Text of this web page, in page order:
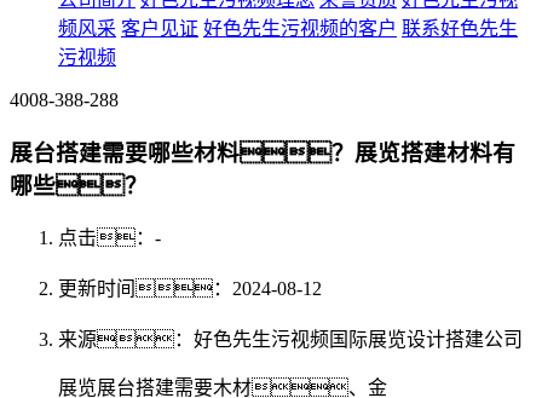
频风采 客户见证 好色先生污视频的客户 联系好色先生
污视频
4008-388-288
展台搭建需要哪些材料？展览搭建材料有
哪些？
点击： -
更新时间：2024-08-12
来源：好色先生污视频国际展览设计搭建公司
展览展台搭建需要木材、金